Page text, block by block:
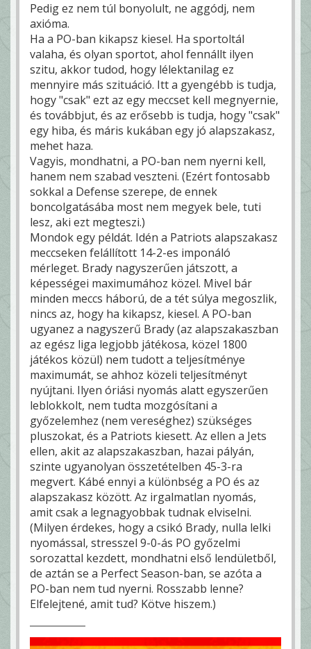
Pedig ez nem túl bonyolult, ne aggódj, nem
axióma.
Ha a PO-ban kikapsz kiesel. Ha sportoltál
valaha, és olyan sportot, ahol fennállt ilyen
szitu, akkor tudod, hogy lélektanilag ez
mennyire más szituáció. Itt a gyengébb is tudja,
hogy "csak" ezt az egy meccset kell megnyernie,
és továbbjut, és az erősebb is tudja, hogy "csak"
egy hiba, és máris kukában egy jó alapszakasz,
mehet haza.
Vagyis, mondhatni, a PO-ban nem nyerni kell,
hanem nem szabad veszteni. (Ezért fontosabb
sokkal a Defense szerepe, de ennek
boncolgatásába most nem megyek bele, tuti
lesz, aki ezt megteszi.)
Mondok egy példát. Idén a Patriots alapszakasz
meccseken felállított 14-2-es imponáló
mérleget. Brady nagyszerűen játszott, a
képességei maximumához közel. Mivel bár
minden meccs háború, de a tét súlya megoszlik,
nincs az, hogy ha kikapsz, kiesel. A PO-ban
ugyanez a nagyszerű Brady (az alapszakaszban
az egész liga legjobb játékosa, közel 1800
játékos közül) nem tudott a teljesítménye
maximumát, se ahhoz közeli teljesítményt
nyújtani. Ilyen óriási nyomás alatt egyszerűen
leblokkolt, nem tudta mozgósítani a
győzelemhez (nem vereséghez) szükséges
pluszokat, és a Patriots kiesett. Az ellen a Jets
ellen, akit az alapszakaszban, hazai pályán,
szinte ugyanolyan összetételben 45-3-ra
megvert. Kábé ennyi a különbség a PO és az
alapszakasz között. Az irgalmatlan nyomás,
amit csak a legnagyobbak tudnak elviselni.
(Milyen érdekes, hogy a csikó Brady, nulla lelki
nyomással, stresszel 9-0-ás PO győzelmi
sorozattal kezdett, mondhatni első lendületből,
de aztán se a Perfect Season-ban, se azóta a
PO-ban nem tud nyerni. Rosszabb lenne?
Elfelejtené, amit tud? Kötve hiszem.)